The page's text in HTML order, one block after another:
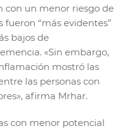
con un menor riesgo de
fueron “más evidentes”
bajos de
«Sin embargo,
mostró las
las personas con
afirma Mrhar.
con menor potencial